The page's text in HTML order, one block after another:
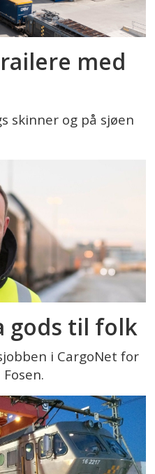
med
skinner og på sjøen
gods til folk
i CargoNet for